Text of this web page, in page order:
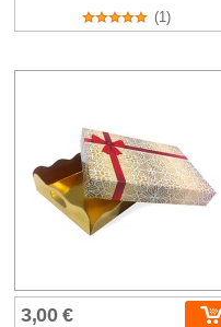
(1)
3,00 €